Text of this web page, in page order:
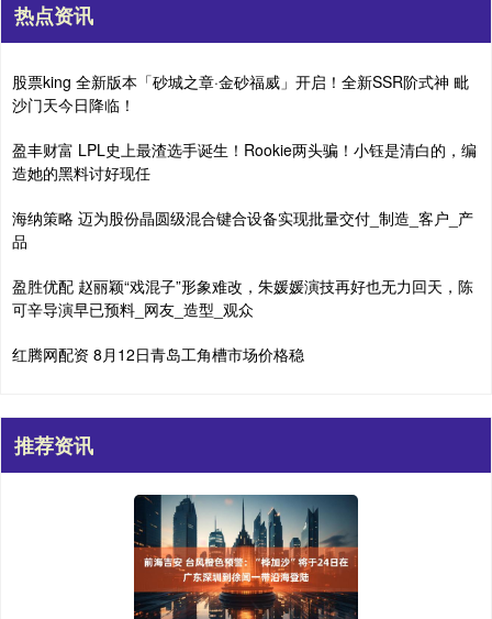
热点资讯
股票king 全新版本「砂城之章·金砂福威」开启！全新SSR阶式神 毗
沙门天今日降临！
盈丰财富 LPL史上最渣选手诞生！Rookie两头骗！小钰是清白的，编
造她的黑料讨好现任
海纳策略 迈为股份晶圆级混合键合设备实现批量交付_制造_客户_产
品
盈胜优配 赵丽颖“戏混子”形象难改，朱媛媛演技再好也无力回天，陈
可辛导演早已预料_网友_造型_观众
红腾网配资 8月12日青岛工角槽市场价格稳
推荐资讯